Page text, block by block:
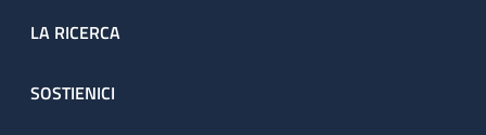
LA RICERCA
SOSTIENICI